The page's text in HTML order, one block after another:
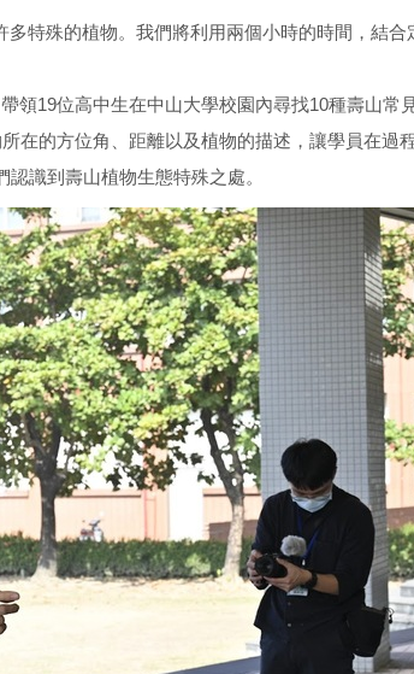
特殊的植物。我們將利用兩個小時的時間，結
19位高中生在中山大學校園內尋找10種壽山常
在的方位角、距離以及植物的描述，讓學員在過
識到壽山植物生態特殊之處。